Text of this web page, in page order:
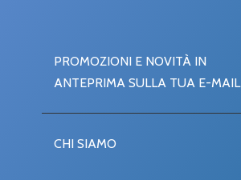
PROMOZIONI E NOVITÀ IN
ANTEPRIMA SULLA TUA E-MAIL
CHI SIAMO